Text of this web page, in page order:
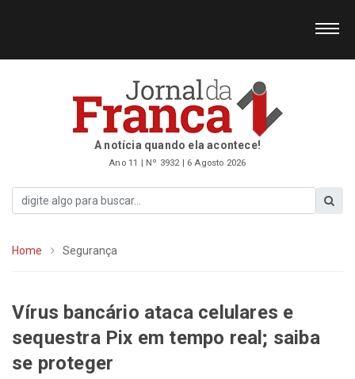
A notícia quando ela acontece!
Ano 11 | Nº 3932 | 6 Agosto 2026
Home Segurança
Vírus bancário ataca celulares e
sequestra Pix em tempo real; saiba
se proteger